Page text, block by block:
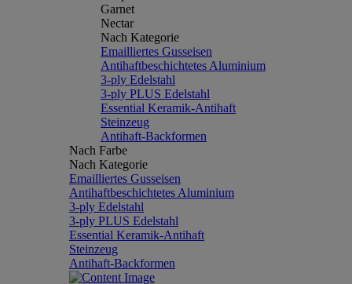
Garnet
Nectar
Nach Kategorie
Emailliertes Gusseisen
Antihaftbeschichtetes Aluminium
3-ply Edelstahl
3-ply PLUS Edelstahl
Essential Keramik-Antihaft
Steinzeug
Antihaft-Backformen
Nach Farbe
Nach Kategorie
Emailliertes Gusseisen
Antihaftbeschichtetes Aluminium
3-ply Edelstahl
3-ply PLUS Edelstahl
Essential Keramik-Antihaft
Steinzeug
Antihaft-Backformen